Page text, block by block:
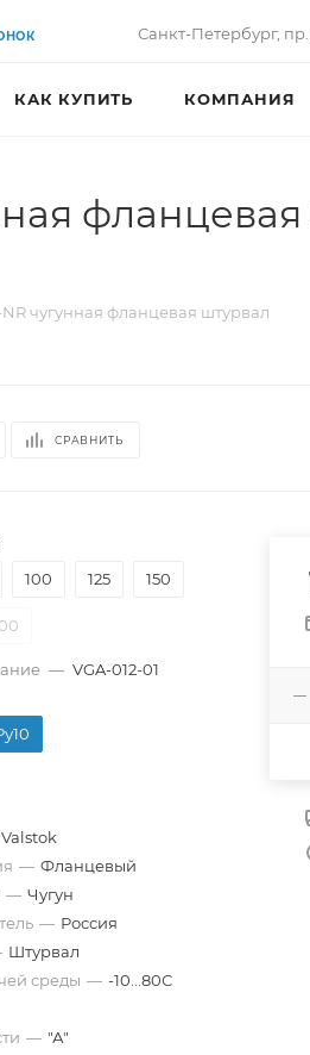
Санкт-Петербург,
КАК КУПИТЬ КОМПАНИЯ
чугунная фланцевая штурвал
СРАВНИТЬ
100 125 150
— VGA-012-01
Valstok
— Фланцевый
— Чугун
— Россия
Штурвал
среды — -10...80С
— "А"